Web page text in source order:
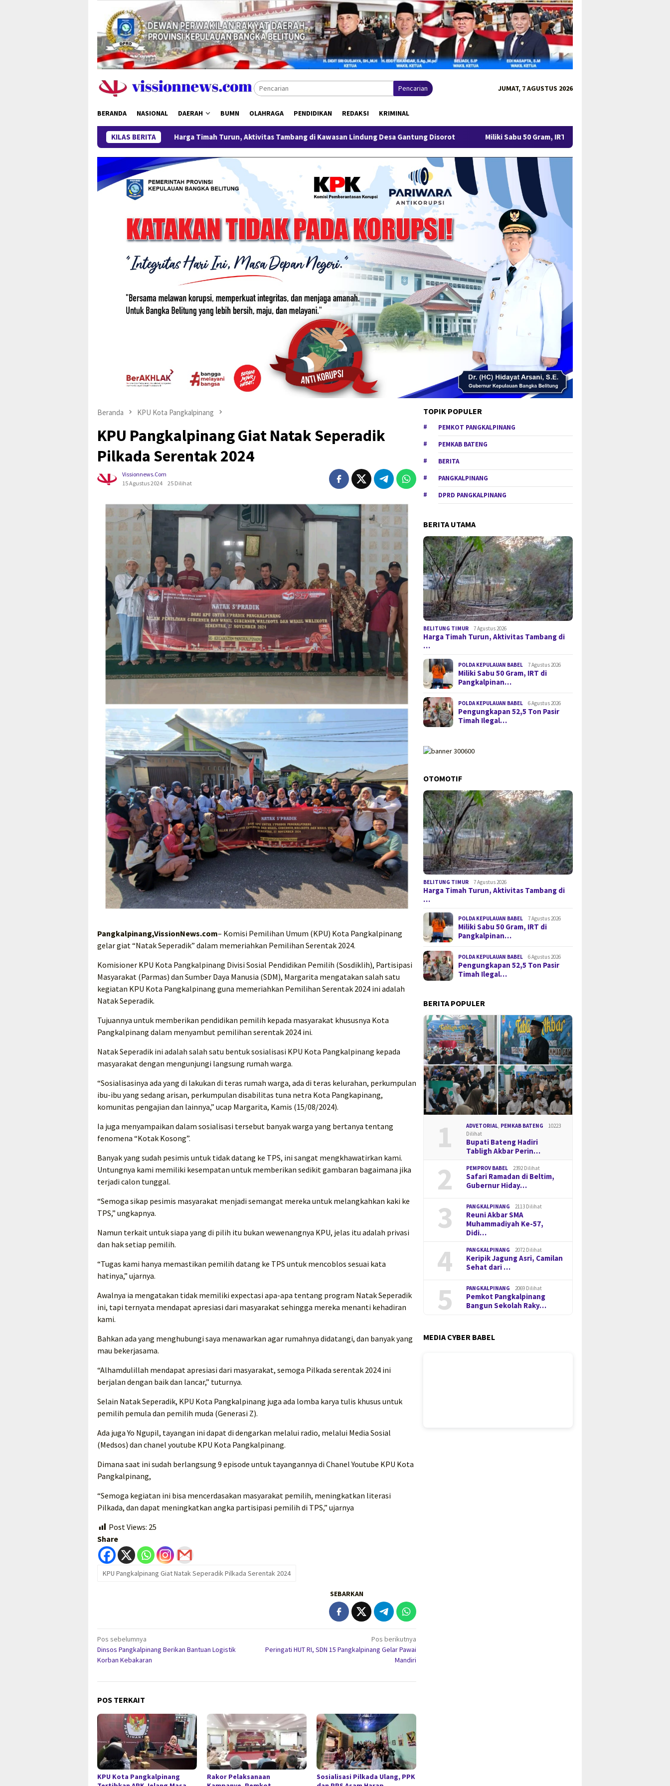
konten
Pencarian JUMAT, 7 AGUSTUS 2026
BERANDA NASIONAL DAERAH BUMN OLAHRAGA PENDIDIKAN REDAKSI KRIMINAL
KILAS BERITA
Harga Timah Turun, Aktivitas Tambang di Kawasan Lindung Desa Gantung Disorot Miliki Sabu 50 Gram, IRT di Pangkalpinang Ditangkap Ditresnarkoba Polda Babel
Beranda KPU Kota Pangkalpinang
KPU Pangkalpinang Giat Natak Seperadik
Pilkada Serentak 2024
Vissionnews.com
15 Agustus 2024
25 Dilihat
Pangkalpinang,VissionNews.com– Komisi Pemilihan Umum (KPU) Kota Pangkalpinang
gelar giat “Natak Seperadik” dalam memeriahkan Pemilihan Serentak 2024.
Komisioner KPU Kota Pangkalpinang Divisi Sosial Pendidikan Pemilih (Sosdiklih), Partisipasi
Masyarakat (Parmas) dan Sumber Daya Manusia (SDM), Margarita mengatakan salah satu
kegiatan KPU Kota Pangkalpinang guna memeriahkan Pemilihan Serentak 2024 ini adalah
Natak Seperadik.
Tujuannya untuk memberikan pendidikan pemilih kepada masyarakat khususnya Kota
Pangkalpinang dalam menyambut pemilihan serentak 2024 ini.
Natak Seperadik ini adalah salah satu bentuk sosialisasi KPU Kota Pangkalpinang kepada
masyarakat dengan mengunjungi langsung rumah warga.
“Sosialisasinya ada yang di lakukan di teras rumah warga, ada di teras kelurahan, perkumpulan
ibu-ibu yang sedang arisan, perkumpulan disabilitas tuna netra Kota Pangkapinang,
komunitas pengajian dan lainnya,” ucap Margarita, Kamis (15/08/2024).
Ia juga menyampaikan dalam sosialisasi tersebut banyak warga yang bertanya tentang
fenomena “Kotak Kosong”.
Banyak yang sudah pesimis untuk tidak datang ke TPS, ini sangat mengkhawatirkan kami.
Untungnya kami memiliki kesempatan untuk memberikan sedikit gambaran bagaimana jika
terjadi calon tunggal.
“Semoga sikap pesimis masyarakat menjadi semangat mereka untuk melangkahkan kaki ke
TPS,” ungkapnya.
Namun terkait untuk siapa yang di pilih itu bukan wewenangnya KPU, jelas itu adalah privasi
dan hak setiap pemilih.
“Tugas kami hanya memastikan pemilih datang ke TPS untuk mencoblos sesuai kata
hatinya,” ujarnya.
Awalnya ia mengatakan tidak memiliki expectasi apa-apa tentang program Natak Seperadik
ini, tapi ternyata mendapat apresiasi dari masyarakat sehingga mereka menanti kehadiran
kami.
Bahkan ada yang menghubungi saya menawarkan agar rumahnya didatangi, dan banyak yang
mau bekerjasama.
“Alhamdulillah mendapat apresiasi dari masyarakat, semoga Pilkada serentak 2024 ini
berjalan dengan baik dan lancar,” tuturnya.
Selain Natak Seperadik, KPU Kota Pangkalpinang juga ada lomba karya tulis khusus untuk
pemilih pemula dan pemilih muda (Generasi Z).
Ada juga Yo Ngupil, tayangan ini dapat di dengarkan melalui radio, melalui Media Sosial
(Medsos) dan chanel youtube KPU Kota Pangkalpinang.
Dimana saat ini sudah berlangsung 9 episode untuk tayangannya di Chanel Youtube KPU Kota
Pangkalpinang,
“Semoga kegiatan ini bisa mencerdasakan masyarakat pemilih, meningkatkan literasi
Pilkada, dan dapat meningkatkan angka partisipasi pemilih di TPS,” ujarnya
Post Views: 25
Share
KPU Pangkalpinang Giat Natak Seperadik Pilkada Serentak 2024
SEBARKAN
Navigasi
pos
Pos sebelumnya
Dinsos Pangkalpinang Berikan Bantuan Logistik
Korban Kebakaran
Pos berikutnya
Peringati HUT RI, SDN 15 Pangkalpinang Gelar Pawai
Mandiri
POS TERKAIT
KPU Kota Pangkalpinang
Rakor Pelaksanaan
Sosialisasi Pilkada Ulang, PPK
TOPIK POPULER
PEMKOT PANGKALPINANG
PEMKAB BATENG
BERITA
PANGKALPINANG
DPRD PANGKALPINANG
BERITA UTAMA
BELITUNG TIMUR 7 Agustus 2026
Harga Timah Turun, Aktivitas Tambang di
…
POLDA KEPULAUAN BABEL 7 Agustus 2026
Miliki Sabu 50 Gram, IRT di
Pangkalpinan…
POLDA KEPULAUAN BABEL 6 Agustus 2026
Pengungkapan 52,5 Ton Pasir
Timah Ilegal…
OTOMOTIF
BELITUNG TIMUR 7 Agustus 2026
Harga Timah Turun, Aktivitas Tambang di
…
POLDA KEPULAUAN BABEL 7 Agustus 2026
Miliki Sabu 50 Gram, IRT di
Pangkalpinan…
POLDA KEPULAUAN BABEL 6 Agustus 2026
Pengungkapan 52,5 Ton Pasir
Timah Ilegal…
BERITA POPULER
1 ADVETORIAL, PEMKAB BATENG
10223
Dilihat
Bupati Bateng Hadiri
Tabligh Akbar Perin…
2 PEMPROV BABEL 2392 Dilihat
Safari Ramadan di Beltim,
Gubernur Hiday…
3 PANGKALPINANG 2113 Dilihat
Reuni Akbar SMA
Muhammadiyah Ke-57,
Didi…
4 PANGKALPINANG 2072 Dilihat
Keripik Jagung Asri, Camilan
Sehat dari …
5 PANGKALPINANG 2069 Dilihat
Pemkot Pangkalpinang
Bangun Sekolah Raky…
MEDIA CYBER BABEL